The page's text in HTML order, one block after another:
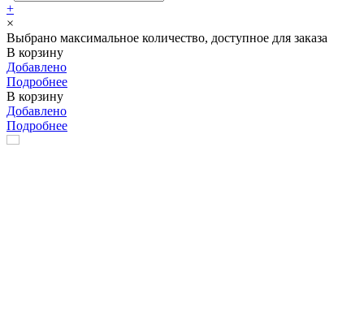
+
×
Выбрано максимальное количество, доступное для заказа
В корзину
Добавлено
Подробнее
В корзину
Добавлено
Подробнее